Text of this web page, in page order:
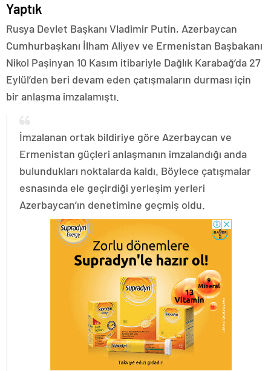
Yaptık
Rusya Devlet Başkanı Vladimir Putin, Azerbaycan
Cumhurbaşkanı İlham Aliyev ve Ermenistan Başbakanı
Nikol Paşinyan 10 Kasım itibariyle Dağlık Karabağ’da 27
Eylül’den beri devam eden çatışmaların durması için
bir anlaşma imzalamıştı.
İmzalanan ortak bildiriye göre Azerbaycan ve
Ermenistan güçleri anlaşmanın imzalandığı anda
bulundukları noktalarda kaldı. Böylece çatışmalar
esnasında ele geçirdiği yerleşim yerleri
Azerbaycan’ın denetimine geçmiş oldu.